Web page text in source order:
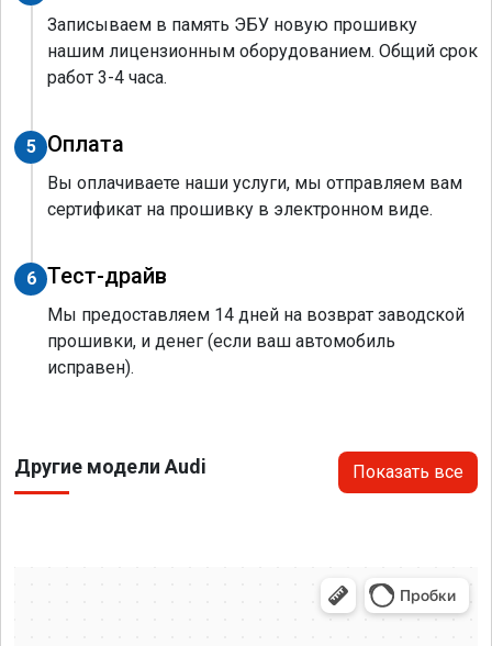
Записываем в память ЭБУ новую прошивку
нашим лицензионным оборудованием. Общий срок
работ 3-4 часа.
5 Оплата
Вы оплачиваете наши услуги, мы отправляем вам
сертификат на прошивку в электронном виде.
6 Тест-драйв
Мы предоставляем 14 дней на возврат заводской
прошивки, и денег (если ваш автомобиль
исправен).
Другие модели Audi Показать все